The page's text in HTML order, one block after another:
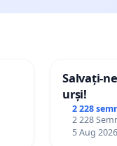
Salvați-
urși!
2 228
2 228
5 Aug 2026